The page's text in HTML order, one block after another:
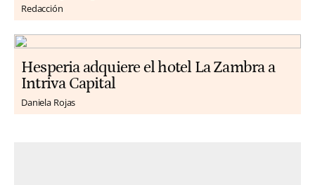
Redacción
Hesperia adquiere el hotel La Zambra a
Intriva Capital
Daniela Rojas